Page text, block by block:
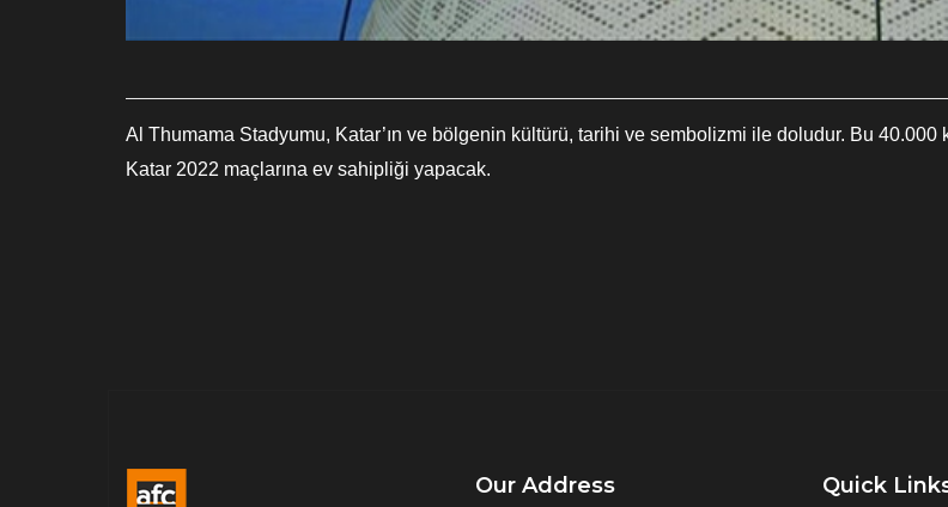
Al Thumama Stadyumu, Katar’ın ve bölgenin kültürü, tarihi ve sembolizmi ile doludur. Bu
Katar 2022 maçlarına ev sahipliği yapacak.
Our Address Quick